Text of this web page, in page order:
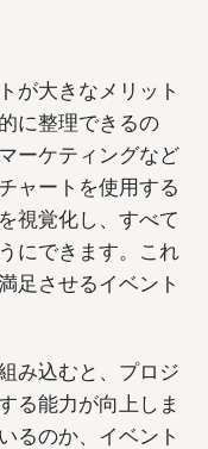
が大きなメリット
に整理できるの
ーケティングなど
ャートを使用する
視覚化し、すべて
にできます。これ
足させるイベント
み込むと、プロジ
る能力が向上しま
るのか、イベント